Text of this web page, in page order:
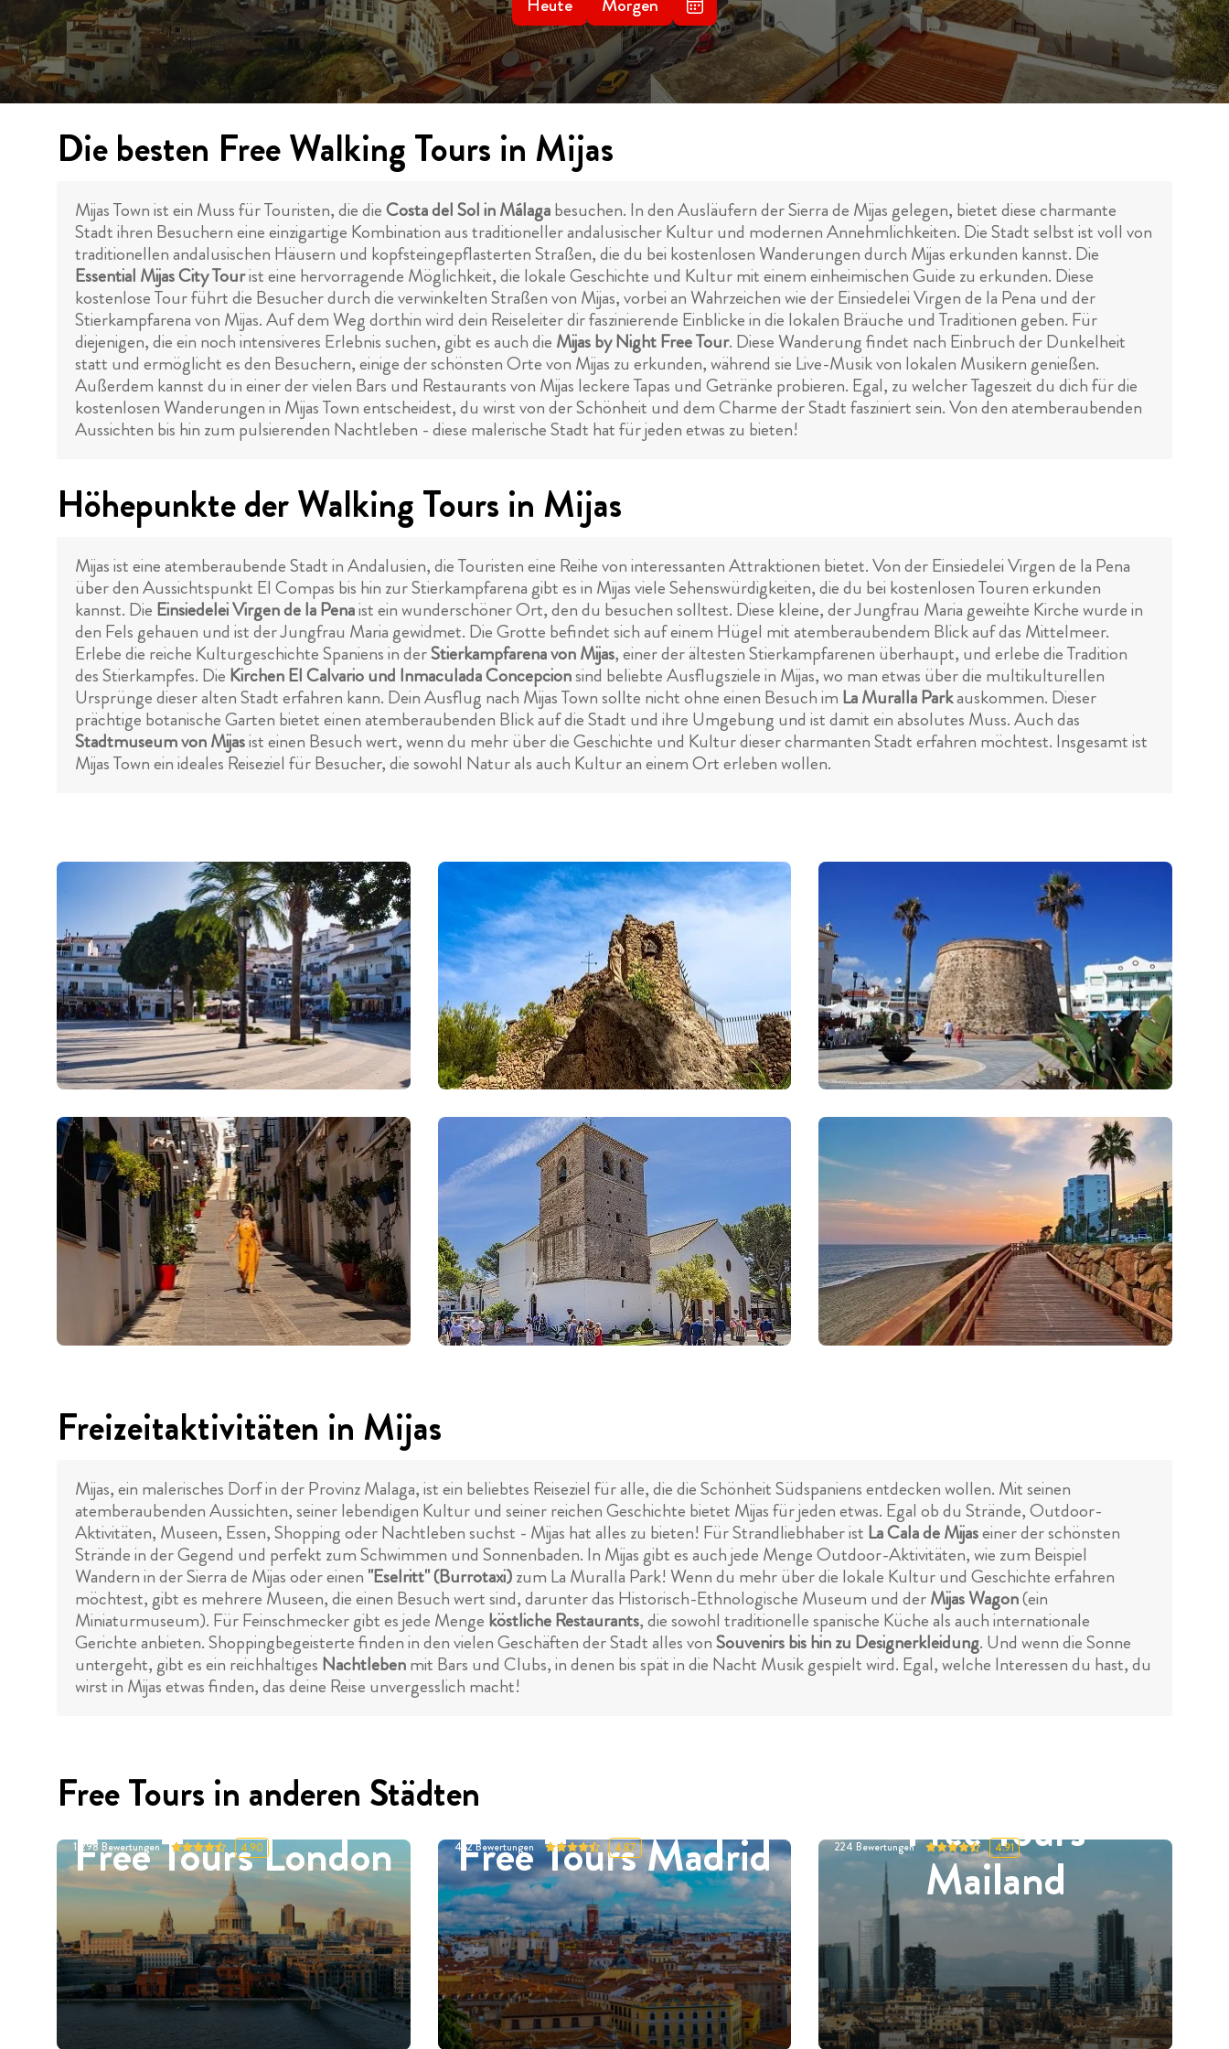
Die besten Free Walking Tours in Mijas
Mijas Town ist ein Muss für Touristen, die dieCosta del Sol in Málagabesuchen. In den Ausläufern der Sierra de Mijas gelegen, bietet diese charmante
Stadt ihren Besuchern eine einzigartige Kombination aus traditioneller andalusischer Kultur und modernen Annehmlichkeiten. Die Stadt selbst ist voll von
traditionellen andalusischen Häusern und kopfsteingepflasterten Straßen, die du bei kostenlosen Wanderungen durch Mijas erkunden kannst. Die
Essential Mijas City Tourist eine hervorragende Möglichkeit, die lokale Geschichte und Kultur mit einem einheimischen Guide zu erkunden. Diese
kostenlose Tour führt die Besucher durch die verwinkelten Straßen von Mijas, vorbei an Wahrzeichen wie der Einsiedelei Virgen de la Pena und der
Stierkampfarena von Mijas. Auf dem Weg dorthin wird dein Reiseleiter dir faszinierende Einblicke in die lokalen Bräuche und Traditionen geben. Für
diejenigen, die ein noch intensiveres Erlebnis suchen, gibt es auch die Mijas by Night Free Tour. Diese Wanderung findet nach Einbruch der Dunkelheit
statt und ermöglicht es den Besuchern, einige der schönsten Orte von Mijas zu erkunden, während sie Live-Musik von lokalen Musikern genießen.
Außerdem kannst du in einer der vielen Bars und Restaurants von Mijas leckere Tapas und Getränke probieren. Egal, zu welcher Tageszeit du dich für die
kostenlosen Wanderungen in Mijas Town entscheidest, du wirst von der Schönheit und dem Charme der Stadt fasziniert sein. Von den atemberaubenden
Aussichten bis hin zum pulsierenden Nachtleben - diese malerische Stadt hat für jeden etwas zu bieten!
Höhepunkte der Walking Tours in Mijas
Mijas ist eine atemberaubende Stadt in Andalusien, die Touristen eine Reihe von interessanten Attraktionen bietet. Von der Einsiedelei Virgen de la Pena
über den Aussichtspunkt El Compas bis hin zur Stierkampfarena gibt es in Mijas viele Sehenswürdigkeiten, die du bei kostenlosen Touren erkunden
kannst. Die Einsiedelei Virgen de la Penaist ein wunderschöner Ort, den du besuchen solltest. Diese kleine, der Jungfrau Maria geweihte Kirche wurde in
den Fels gehauen und ist der Jungfrau Maria gewidmet. Die Grotte befindet sich auf einem Hügel mit atemberaubendem Blick auf das Mittelmeer.
Erlebe die reiche Kulturgeschichte Spaniens in derStierkampfarena von Mijas, einer der ältesten Stierkampfarenen überhaupt, und erlebe die Tradition
des Stierkampfes. Die Kirchen El Calvario und Inmaculada Concepcionsind beliebte Ausflugsziele in Mijas, wo man etwas über die multikulturellen
Ursprünge dieser alten Stadt erfahren kann. Dein Ausflug nach Mijas Town sollte nicht ohne einen Besuch im La Muralla Parkauskommen. Dieser
prächtige botanische Garten bietet einen atemberaubenden Blick auf die Stadt und ihre Umgebung und ist damit ein absolutes Muss. Auch das
Stadtmuseum von Mijasist einen Besuch wert, wenn du mehr über die Geschichte und Kultur dieser charmanten Stadt erfahren möchtest. Insgesamt ist
Mijas Town ein ideales Reiseziel für Besucher, die sowohl Natur als auch Kultur an einem Ort erleben wollen.
Freizeitaktivitäten in Mijas
Mijas, ein malerisches Dorf in der Provinz Malaga, ist ein beliebtes Reiseziel für alle, die die Schönheit Südspaniens entdecken wollen. Mit seinen
atemberaubenden Aussichten, seiner lebendigen Kultur und seiner reichen Geschichte bietet Mijas für jeden etwas. Egal ob du Strände, Outdoor-
Aktivitäten, Museen, Essen, Shopping oder Nachtleben suchst - Mijas hat alles zu bieten! Für Strandliebhaber ist La Cala de Mijaseiner der schönsten
Strände in der Gegend und perfekt zum Schwimmen und Sonnenbaden. In Mijas gibt es auch jede Menge Outdoor-Aktivitäten, wie zum Beispiel
Wandern in der Sierra de Mijas oder einen "Eselritt" (Burrotaxi)zum La Muralla Park! Wenn du mehr über die lokale Kultur und Geschichte erfahren
möchtest, gibt es mehrere Museen, die einen Besuch wert sind, darunter das Historisch-Ethnologische Museum und derMijas Wagon(ein
Miniaturmuseum). Für Feinschmecker gibt es jede Menge köstliche Restaurants, die sowohl traditionelle spanische Küche als auch internationale
Gerichte anbieten. Shoppingbegeisterte finden in den vielen Geschäften der Stadt alles vonSouvenirs bis hin zu Designerkleidung. Und wenn die Sonne
untergeht, gibt es ein reichhaltiges Nachtlebenmit Bars und Clubs, in denen bis spät in die Nacht Musik gespielt wird. Egal, welche Interessen du hast, du
wirst in Mijas etwas finden, das deine Reise unvergesslich macht!
Free Tours in anderen Städten
Free Tours London
11298 Bewertungen 4.90 Free Tours Madrid
452Bewertungen 4.87 Free Tours
Mailand
224 Bewertungen 4.91